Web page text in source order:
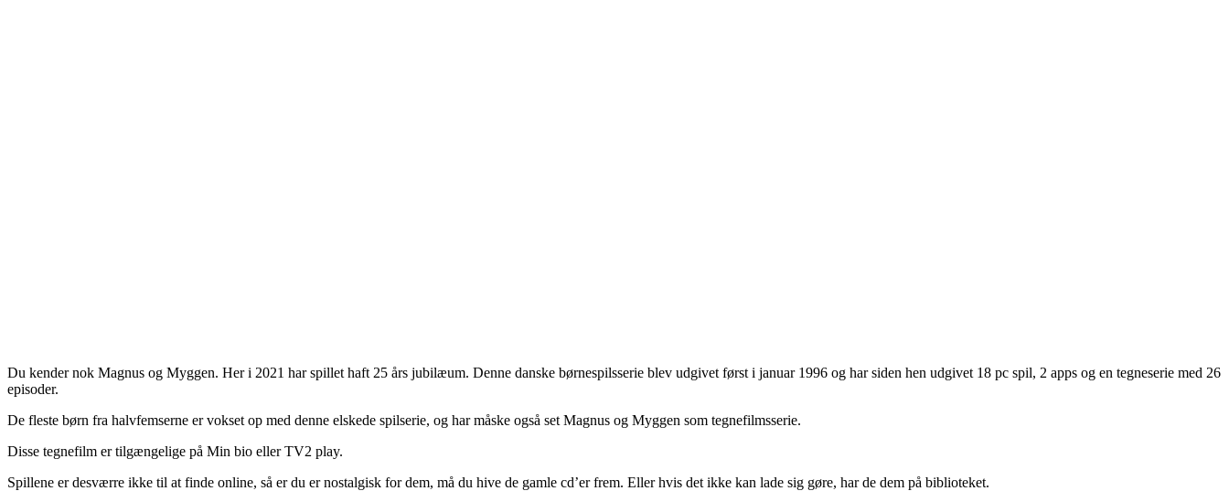
Du kender nok Magnus og Myggen. Her i 2021 har spillet haft 25 års jubilæum. Denne danske børnespilsserie blev udgivet først i januar 1996 og har siden hen udgivet 18 pc spil, 2 apps og en tegneserie med 26
episoder.
De fleste børn fra halvfemserne er vokset op med denne elskede spilserie, og har måske også set Magnus og Myggen som tegnefilmsserie.
Disse tegnefilm er tilgængelige på Min bio eller TV2 play.
Spillene er desværre ikke til at finde online, så er du er nostalgisk for dem, må du hive de gamle cd’er frem. Eller hvis det ikke kan lade sig gøre, har de dem på biblioteket.